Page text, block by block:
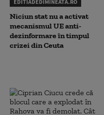
EDITIADEDIMINEATA.RO
Niciun stat nu a activat
mecanismul UE anti-
dezinformare în timpul
crizei din Ceuta